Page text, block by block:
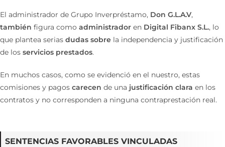
El administrador de Grupo Inverpréstamo, Don G.L.A.V,
también figura como administrador en Digital Fibanx S.L., lo
que plantea serias dudas sobre la independencia y justificación
de los servicios prestados.
En muchos casos, como se evidenció en el nuestro, estas
comisiones y pagos carecen de una justificación clara en los
contratos y no corresponden a ninguna contraprestación real.
SENTENCIAS FAVORABLES VINCULADAS